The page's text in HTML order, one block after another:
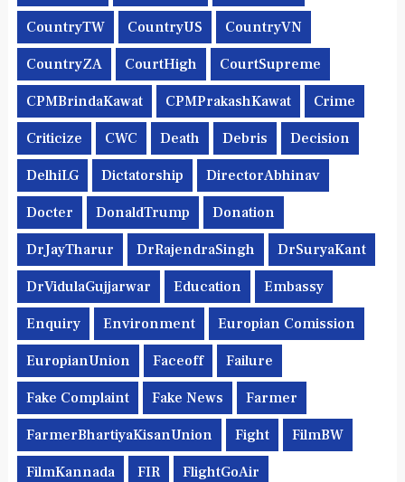
CountryTW CountryUS CountryVN
CountryZA CourtHigh CourtSupreme
CPMBrindaKawat CPMPrakashKawat Crime
Criticize CWC Death Debris Decision
DelhiLG Dictatorship DirectorAbhinav
Docter DonaldTrump Donation
DrJayTharur DrRajendraSingh DrSuryaKant
DrVidulaGujjarwar Education Embassy
Enquiry Environment Europian Comission
EuropianUnion Faceoff Failure
Fake Complaint Fake News Farmer
FarmerBhartiyaKisanUnion Fight FilmBW
FilmKannada FIR FlightGoAir